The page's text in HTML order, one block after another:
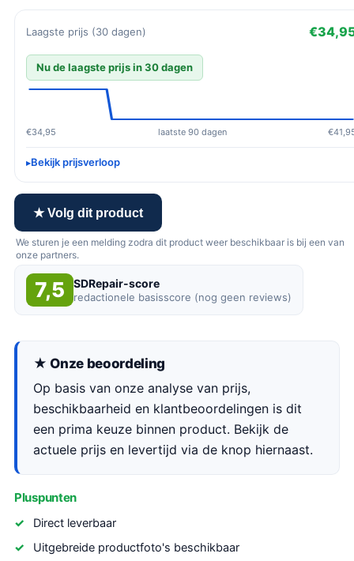
Laagste prijs (30 dagen)
Nu de laagste prijs in 30 dagen
€34,95 laatste 90 dagen
Bekijk prijsverloop
★ Volg dit product
We sturen je een melding zodra dit product weer beschikbaar is bij een van
onze partners.
7,5 SDRepair-score
redactionele basisscore (nog geen reviews)
★ Onze beoordeling
Op basis van onze analyse van prijs,
beschikbaarheid en klantbeoordelingen is dit
een prima keuze binnen product. Bekijk de
actuele prijs en levertijd via de knop hiernaast.
Pluspunten
Direct leverbaar
Uitgebreide productfoto's beschikbaar